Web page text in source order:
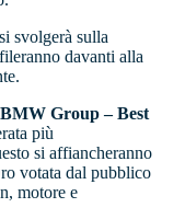
svolgerà sulla
davanti alla
Group – Best
più
si affiancheranno
votata dal pubblico
motore e